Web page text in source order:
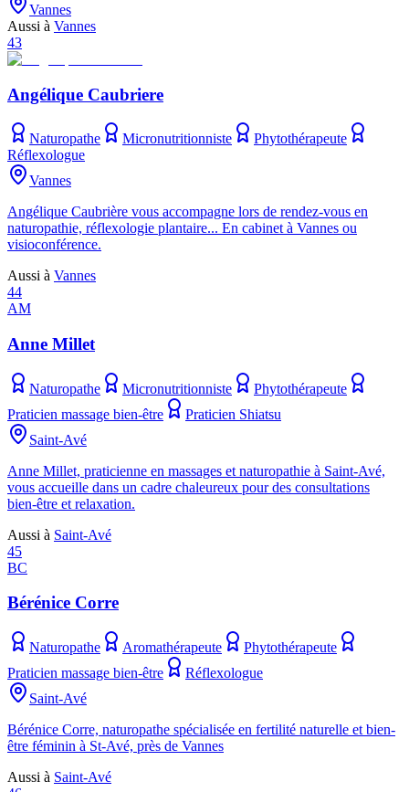
Vannes
Aussi à Vannes
43
Angélique Caubriere
Naturopathe Micronutritionniste
Phytothérapeute
Réflexologue
Vannes
Angélique Caubrière vous accompagne lors de rendez-vous en
naturopathie, réflexologie plantaire... En cabinet à Vannes ou
visioconférence.
Aussi à Vannes
44
AM
Anne Millet
Naturopathe Micronutritionniste
Phytothérapeute
Praticien massage bien-être
Praticien Shiatsu
Saint-Avé
Anne Millet, praticienne en massages et naturopathie à Saint-Avé,
vous accueille dans un cadre chaleureux pour des consultations
bien-être et relaxation.
Aussi à Saint-Avé
45
BC
Bérénice Corre
Naturopathe Aromathérapeute
Phytothérapeute
Praticien massage bien-être
Réflexologue
Saint-Avé
Bérénice Corre, naturopathe spécialisée en fertilité naturelle et bien-
être féminin à St-Avé, près de Vannes
Aussi à Saint-Avé